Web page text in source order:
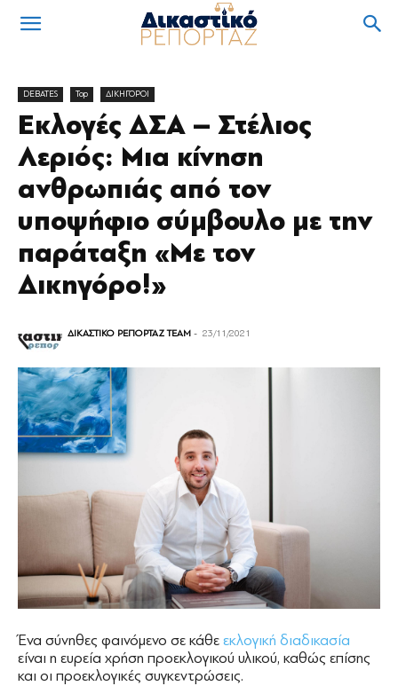
DEBATES Top ΔΙΚΗΓΟΡΟΙ
Εκλογές ΔΣΑ – Στέλιος
Λεριός: Μια κίνηση
ανθρωπιάς από τον
υποψήφιο σύμβουλο με την
παράταξη «Με τον
Δικηγόρο!»
ΔΙΚΑΣΤΙΚΟ ΡΕΠΟΡΤΑΖ TEAM - 23/11/2021
Ένα σύνηθες φαινόμενο σε κάθε εκλογική διαδικασία
είναι η ευρεία χρήση προεκλογικού υλικού, καθώς επίσης
και οι προεκλογικές συγκεντρώσεις.